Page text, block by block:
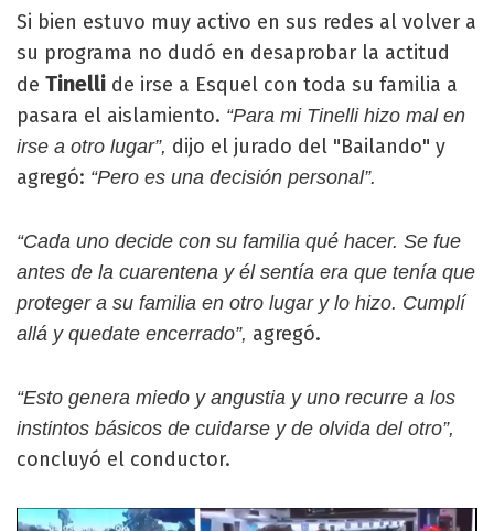
Si bien estuvo muy activo en sus redes al volver a
su programa no dudó en desaprobar la actitud
de Tinelli de irse a Esquel con toda su familia a
pasara el aislamiento. “Para mi Tinelli hizo mal en
irse a otro lugar”, dijo el jurado del "Bailando" y
agregó: “Pero es una decisión personal”.
“Cada uno decide con su familia qué hacer. Se fue
antes de la cuarentena y él sentía era que tenía que
proteger a su familia en otro lugar y lo hizo. Cumplí
allá y quedate encerrado”, agregó.
“Esto genera miedo y angustia y uno recurre a los
instintos básicos de cuidarse y de olvida del otro”,
concluyó el conductor.